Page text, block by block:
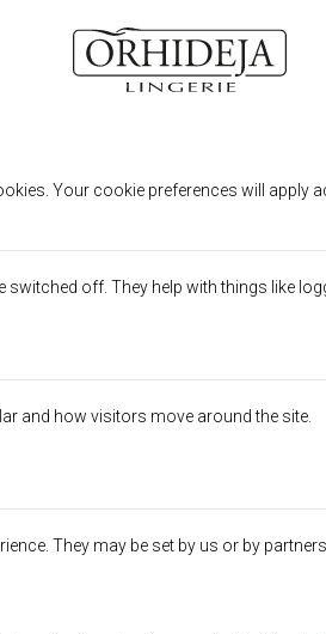
Your cookie preferences will apply
off. They help with things like
and how visitors move around the site.
They may be set by us or by